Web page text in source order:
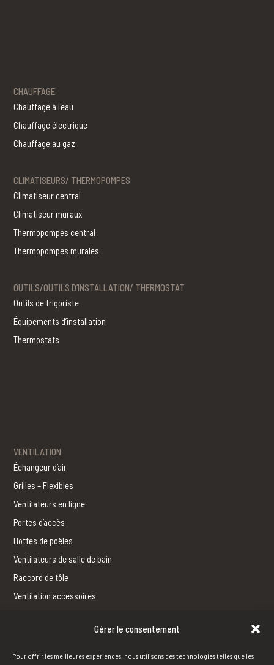
Gérer le consentement
Pour offrir les meilleures expériences, nous utilisons des technologies telles que les
CHAUFFAGE
Chauffage à l'eau
Chauffage électrique
Chauffage au gaz
CLIMATISEURS/ THERMOPOMPES
Climatiseur central
Climatiseur muraux
Thermopompes central
Thermopompes murales
OUTILS/OUTILS D’INSTALLATION/ THERMOSTAT
Outils de frigoriste
Équipements d’installation
Thermostats
VENTILATION
Échangeur d’air
Grilles – Flexibles
Ventilateurs en ligne
Portes d’accès
Hottes de poêles
Ventilateurs de salle de bain
Raccord de tôle
Ventilation accessoires